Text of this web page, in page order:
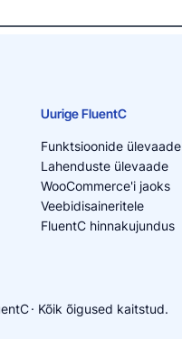
Uurige FluentC
Funktsioonide ülevaade
Lahenduste ülevaade
WooCommerce'i jaoks
Veebidisaineritele
FluentC hinnakujundus
· Kõik õigused kaitstud.